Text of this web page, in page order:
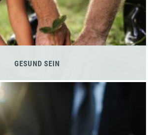
GESUND SEIN